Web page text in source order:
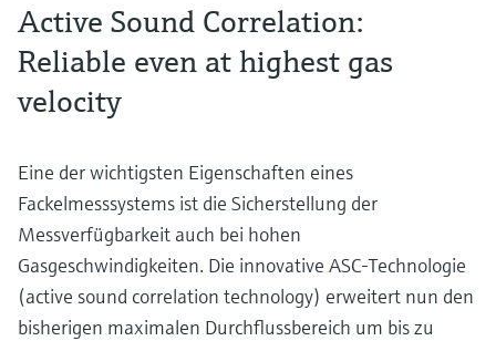
Active Sound Correlation:
Reliable even at highest gas
velocity
Eine der wichtigsten Eigenschaften eines
Fackelmesssystems ist die Sicherstellung der
Messverfügbarkeit auch bei hohen
Gasgeschwindigkeiten. Die innovative ASC-Technologie
(active sound correlation technology) erweitert nun den
bisherigen maximalen Durchflussbereich um bis zu